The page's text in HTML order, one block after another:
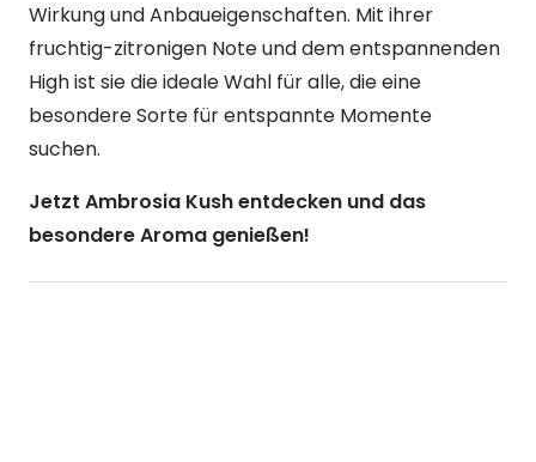
Wirkung und Anbaueigenschaften. Mit ihrer
fruchtig-zitronigen Note und dem entspannenden
High ist sie die ideale Wahl für alle, die eine
besondere Sorte für entspannte Momente
suchen.
Jetzt Ambrosia Kush entdecken und das
besondere Aroma genießen!